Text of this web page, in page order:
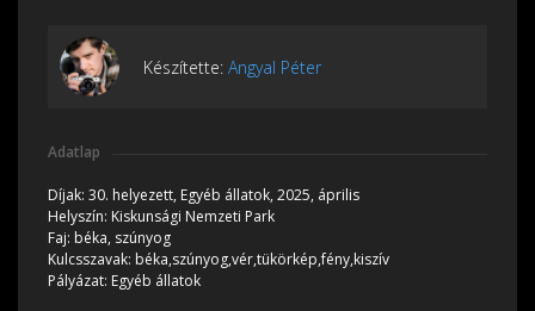
Készítette: Angyal Péter
Adatlap
Díjak: 30. helyezett, Egyéb állatok, 2025, április
Helyszín: Kiskunsági Nemzeti Park
Faj: béka, szúnyog
Kulcsszavak: béka,szúnyog,vér,tükörkép,fény,kiszív
Pályázat: Egyéb állatok